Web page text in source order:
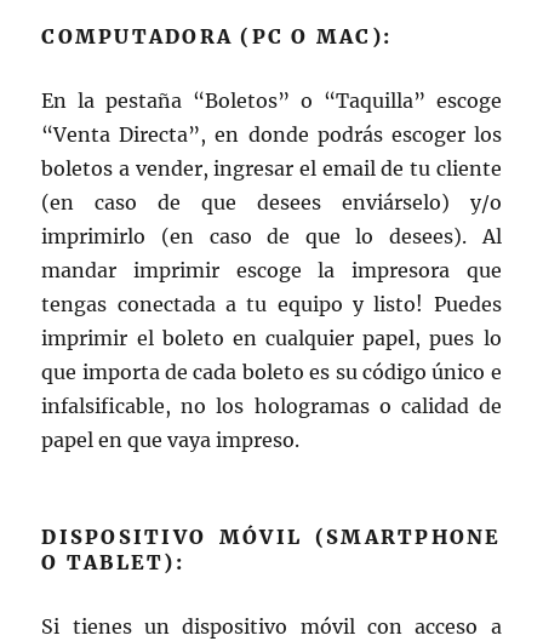
COMPUTADORA (PC O MAC):
En la pestaña “Boletos” o “Taquilla” escoge
“Venta Directa”, en donde podrás escoger los
boletos a vender, ingresar el email de tu cliente
(en caso de que desees enviárselo) y/o
imprimirlo (en caso de que lo desees). Al
mandar imprimir escoge la impresora que
tengas conectada a tu equipo y listo! Puedes
imprimir el boleto en cualquier papel, pues lo
que importa de cada boleto es su código único e
infalsificable, no los hologramas o calidad de
papel en que vaya impreso.
DISPOSITIVO MÓVIL (SMARTPHONE
O TABLET):
Si tienes un dispositivo móvil con acceso a